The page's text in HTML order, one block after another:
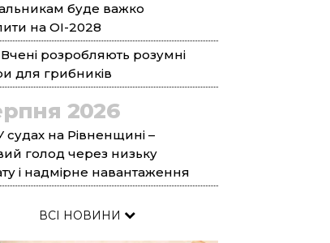
буде важко
на ОІ-2028
Вчені розробляють розумні
для грибників
2026
судах на Рівненщині –
голод через низьку
і надмірне навантаження
ВСІ НОВИНИ